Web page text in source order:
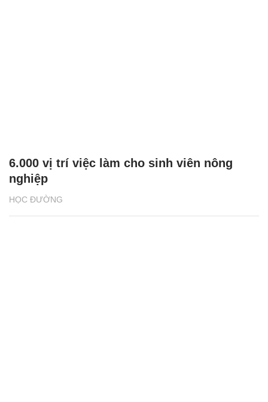
HỌC ĐƯỜNG
6.000 vị trí việc làm cho sinh viên nông
nghiệp